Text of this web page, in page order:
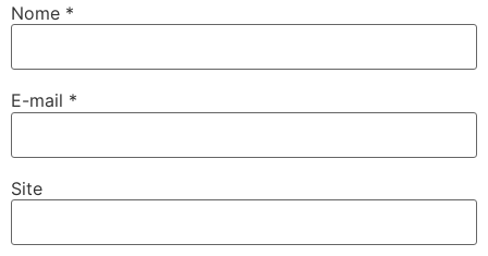
Nome *
E-mail *
Site